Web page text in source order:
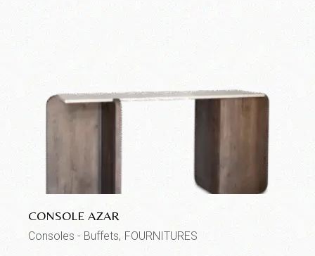
CONSOLE AZAR
Consoles - Buffets FOURNITURES